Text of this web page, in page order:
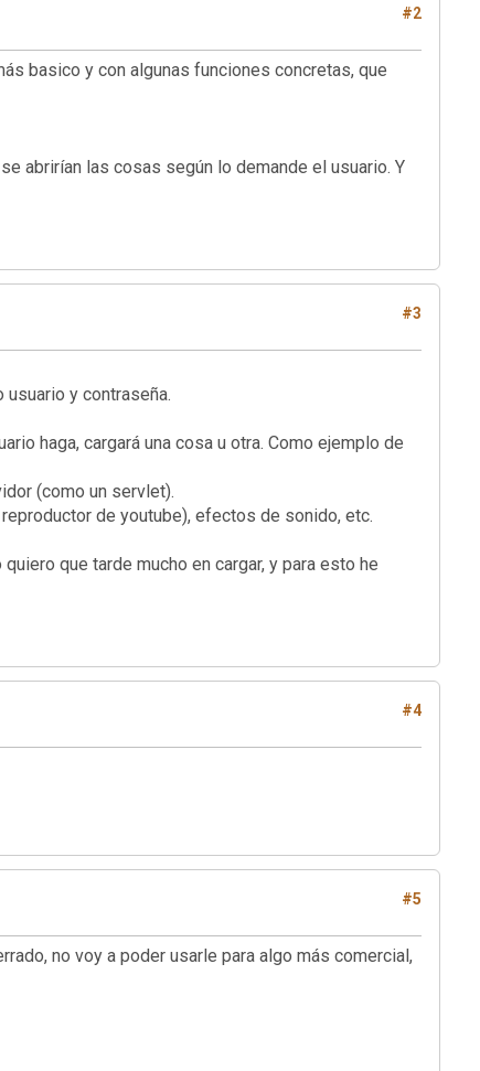
#2
basico y con algunas funciones concretas, que
abrirían las cosas según lo demande el usuario. Y
#3
y contraseña.
haga, cargará una cosa u otra. Como ejemplo de
(como un servlet).
de youtube), efectos de sonido, etc.
que tarde mucho en cargar, y para esto he
#4
#5
no voy a poder usarle para algo más comercial,